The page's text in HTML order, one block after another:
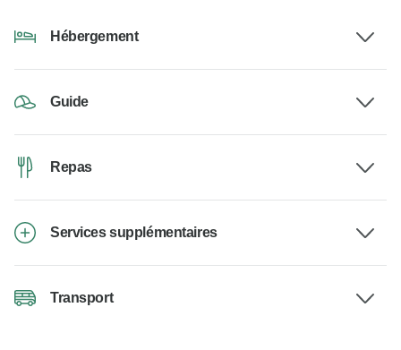
Hébergement
Guide
Repas
Services supplémentaires
Transport